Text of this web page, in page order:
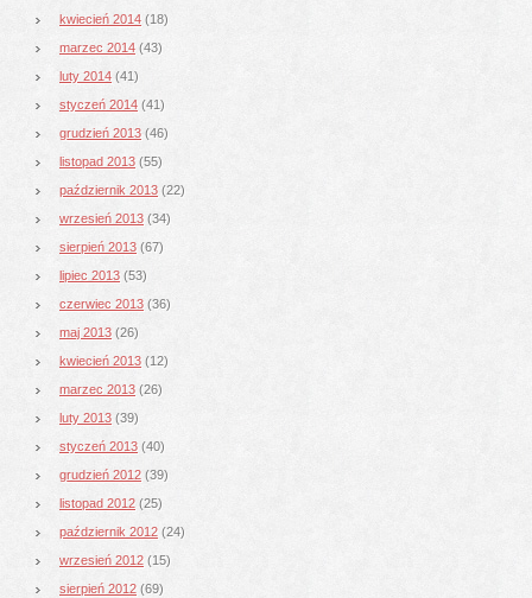
kwiecień 2014 (18)
marzec 2014 (43)
luty 2014 (41)
styczeń 2014 (41)
grudzień 2013 (46)
listopad 2013 (55)
październik 2013 (22)
wrzesień 2013 (34)
sierpień 2013 (67)
lipiec 2013 (53)
czerwiec 2013 (36)
maj 2013 (26)
kwiecień 2013 (12)
marzec 2013 (26)
luty 2013 (39)
styczeń 2013 (40)
grudzień 2012 (39)
listopad 2012 (25)
październik 2012 (24)
wrzesień 2012 (15)
sierpień 2012 (69)